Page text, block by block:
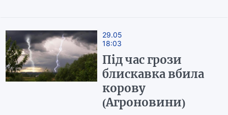
29.05
18:03
Під час грози
блискавка вбила
корову
(Агроновини)